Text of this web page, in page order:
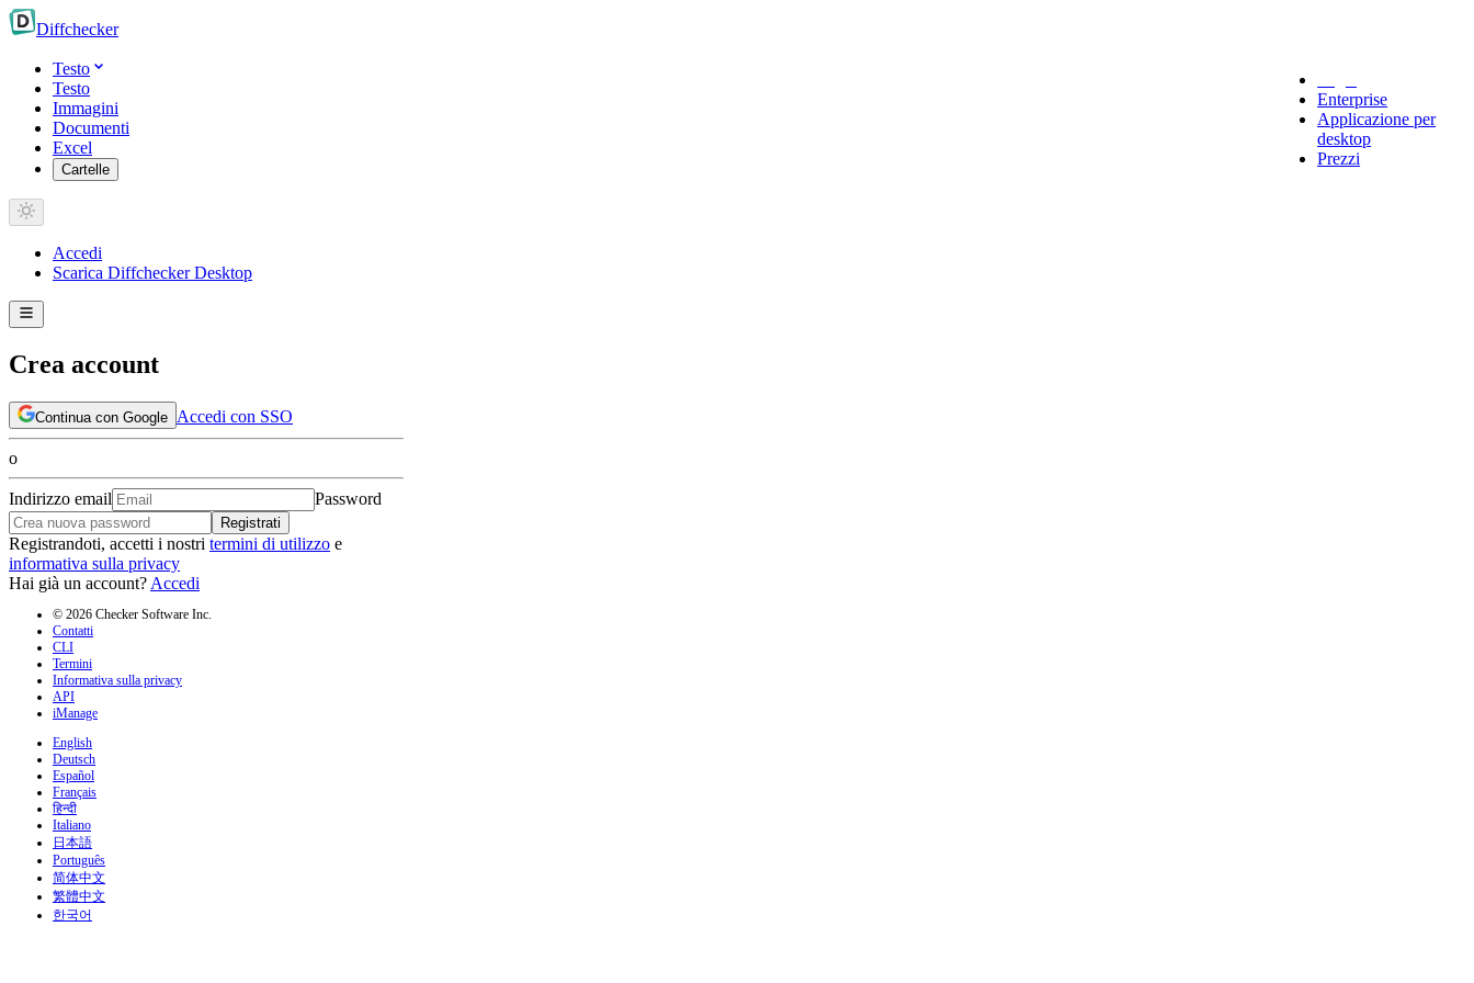
Diffchecker
Testo
Testo
Immagini
Documenti
Excel
Cartelle
Enterprise
Applicazione per
desktop
Prezzi
Accedi
Scarica Diffchecker Desktop
Crea account
Continua con Google Accedi con SSO
o
Indirizzo email Password
Registrati
Registrandoti, accetti i nostri termini di utilizzo e
informativa sulla privacy
Hai già un account? Accedi
© 2026 Checker Software Inc.
Contatti
CLI
Termini
Informativa sulla privacy
API
iManage
English
Deutsch
Español
Français
हिन्दी
Italiano
日本語
Português
简体中文
繁體中文
한국어